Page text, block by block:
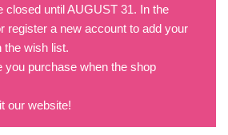
closed until AUGUST 31. In the
register a new account to add your
the wish list.
you purchase when the shop
our website!